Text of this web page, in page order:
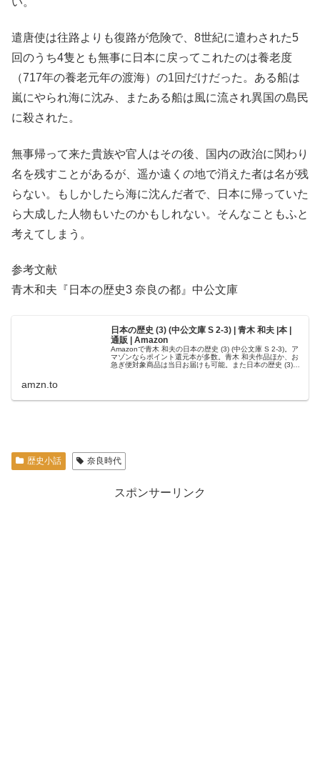
遣唐使は往路よりも復路が危険で、8世紀に遣わされた5
回のうち4隻とも無事に日本に戻ってこれたのは養老度
（717年の養老元年の渡海）の1回だけだった。ある船は
嵐にやられ海に沈み、またある船は風に流され異国の島民
に殺された。
無事帰って来た貴族や官人はその後、国内の政治に関わり
名を残すことがあるが、遥か遠くの地で消えた者は名が残
らない。もしかしたら海に沈んだ者で、日本に帰っていた
ら大成した人物もいたのかもしれない。そんなこともふと
考えてしまう。
参考文献
青木和夫『日本の歴史3 奈良の都』中公文庫
日本の歴史 (3) (中公文庫 S 2-3) | 青木 和夫 |本 |
通販 | Amazon
Amazonで青木 和夫の日本の歴史 (3) (中公文庫 S 2-3)。ア
マゾンならポイント還元本が多数。青木 和夫作品ほか、お
急ぎ便対象商品は当日お届けも可能。また日本の歴史 (3)
amzn.to
歴史小話 奈良時代
スポンサーリンク